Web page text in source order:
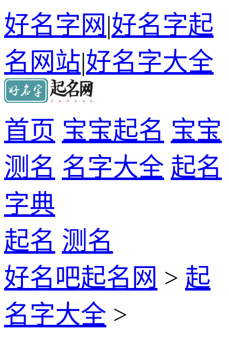
好名字网|好名字起
名网站|好名字大全
首页 宝宝起名 宝宝
测名 名字大全 起名
字典
起名 测名
好名吧起名网 > 起
名字大全 >